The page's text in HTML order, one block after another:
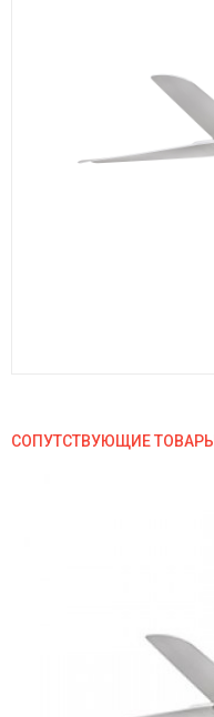
СОПУТСТВУЮЩИЕ ТОВАРЫ